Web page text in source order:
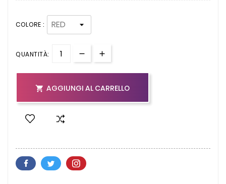
COLORE :
QUANTITÀ:
 AGGIUNGI AL CARRELLO